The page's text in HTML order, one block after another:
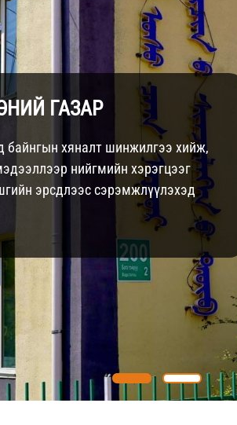
ГАЗАР
байнгын хяналт шинжилгээ хийж,
нийгмийн хэрэгцээг
эрсдлээс сэрэмжлүүлэхэд